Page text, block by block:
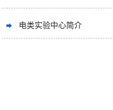
电类实验中心简介